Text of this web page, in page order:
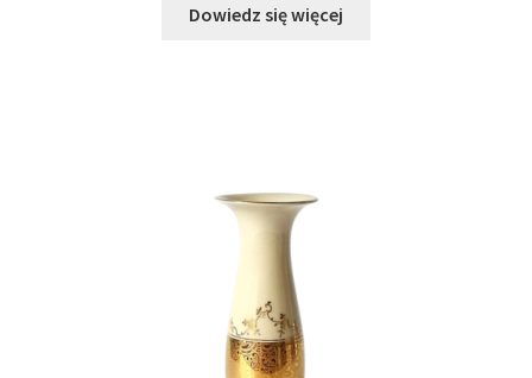
Dowiedz się więcej